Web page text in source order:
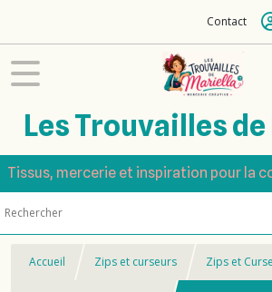
Contact
Les Trouvailles
Accueil Zips et curseurs Zips et